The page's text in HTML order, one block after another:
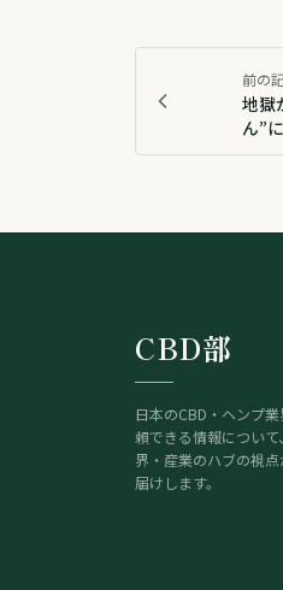
前の
地獄
ん”
人を
CBD部
日本のCBD・ヘンプ
頼できる情報について
界・産業のハブの視点
届けします。